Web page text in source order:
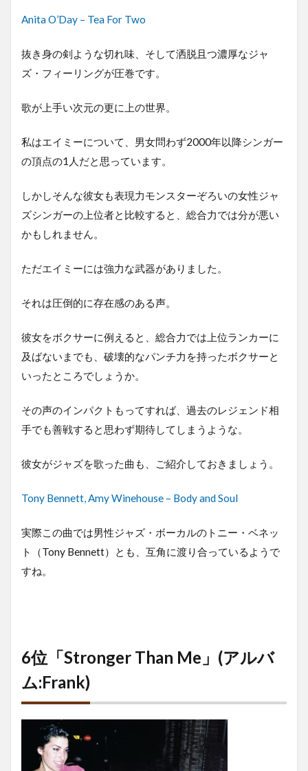
Anita O’Day – Tea For Two
抜き身の剣ような切れ味、そして洒脱且つ濃厚なジャ
ズ・フィーリングが圧巻です。
歌が上手い次元の更に上の世界。
私はエイミーについて、男女問わず2000年以降シンガー
の頂点の1人だと思っています。
しかしそんな彼女も表現力モンスターぞろいの女性ジャ
ズシンガーの上位者と比較すると、総合力では分が悪い
かもしれません。
ただエイミーには強力な武器がありました。
それは圧倒的に存在感のある声。
彼女をボクサーに例えると、総合力では上位ランカーに
及ばないまでも、破壊的なパンチ力を持ったボクサーと
いったところでしょうか。
その声のインパクトもってすれば、過去のレジェンド相
手でも善戦すると思わず期待してしまうような。
彼女がジャズを歌った曲も、ご紹介しておきましょう。
Tony Bennett, Amy Winehouse – Body and Soul
実際この曲では男性ジャズ・ボーカルのトニー・ベネッ
ト（Tony Bennett）とも、互角に渡り合っているようで
すね。
6位「Stronger Than Me」(アルバ
ム:Frank)